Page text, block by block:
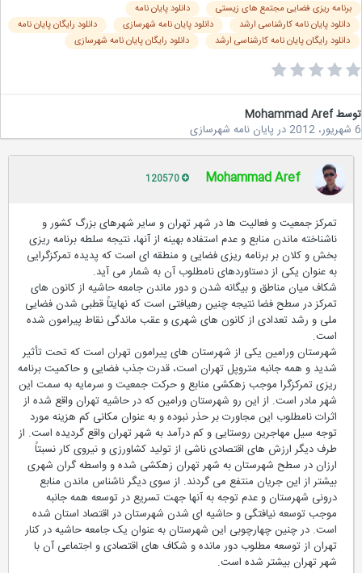
ریزی فضایی مجتمع های زیستی
دانلود پایان نامه
دانلود پایان نامه کارشناسی ارشد
دانلود پایان نامه شهرسازی
دانلود رایگان پایان نامه
دانلود رایگان پایان نامه کارشناسی ارشد
دانلود رایگان پایان نامه شهرسازی
Mohammad Aref
درپایان نامه شهرسازی
Mohammad Aref
تمرکز جمعیت و فعالیت ها در شهر تهران و سایر شهرهای بزرگ کشور و
ناشناخته ماندن منابع و عدم استفاده بهینه از آنها، نتیجه سلطه برنامه ریزی
بخش و کلان بر برنامه ریزی فضایی و منطقه ای است که پدیده تمرکزگرایی
به عنوان یکی از دستاوردهای نامطلوب آن به شمار می آید.
شکاف میان مناطق و بیگانه شدن و دور ماندن جامعه حاشیه از کانون های
تمرکز در سطح فضا نتیجه چنین رهیافتی است که نهایتاً قطبی شدن فضایی
ملی و رشد تعدادی از کانون های شهری و عقب ماندگی نقاط پیرامون شده
است.
شهرستان ورامین یکی از شهرستان های پیرامون تهران است که تحت تأثیر
شدید و همه جانبه متروپل تهران است، قدرت جذب فضایی و حاکمیت برنامه
ریزی تمرکزگرا موجب زهکشی منابع و حرکت جمعیت و سرمایه به سمت این
شهر مادر است. از این رو شهرستان ورامین که در حاشیه تهران واقع شده از
اثرات نامطلوب این مجاورت بر حذر نبوده و به عنوان مکانی کم هزینه مورد
توجه سیل مهاجرین روستایی و کم درآمد به شهر تهران واقع گردیده است. از
طرف دیگر ارزش های اقتصادی ناشی از تولید کشاورزی و نیروی کار نسبتاً
ارزان در سطح شهرستان به شهر تهران زهکشی شده و واسطه گران شهری
بیشتر از این جریان منتفع می گردند. از سوی دیگر ناشناس ماندن منابع
درونی شهرستان و عدم توجه به آنها جهت تسریع در توسعه همه جانبه
موجب توسعه نیافتگی و حاشیه ای شدن شهرستان در اقتصاد استان شده
است. در چنین چهارچوبی این شهرستان به عنوان یک جامعه حاشیه در کنار
تهران از توسعه مطلوب دور مانده و شکاف های اقتصادی و اجتماعی آن با
شهر تهران بیشتر شده است.